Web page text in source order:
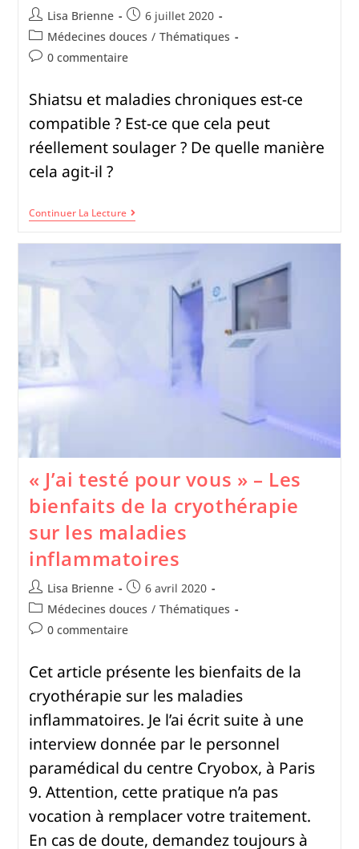
Lisa Brienne
6 juillet 2020
Médecines douces / Thématiques
0 commentaire
Shiatsu et maladies chroniques est-ce
compatible ? Est-ce que cela peut
réellement soulager ? De quelle manière
cela agit-il ?
Continuer La Lecture
« J’ai testé pour vous » – Les
bienfaits de la cryothérapie
sur les maladies
inflammatoires
Lisa Brienne
6 avril 2020
Médecines douces / Thématiques
0 commentaire
Cet article présente les bienfaits de la
cryothérapie sur les maladies
inflammatoires. Je l’ai écrit suite à une
interview donnée par le personnel
paramédical du centre Cryobox, à Paris
9. Attention, cette pratique n’a pas
vocation à remplacer votre traitement.
En cas de doute, demandez toujours à